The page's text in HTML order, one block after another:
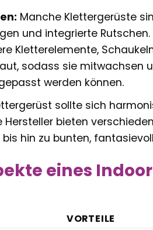
Manche Klettergerüste
und integrierte
Kletterelemente,
sodass sie mitwachsen
werden können.
sollte sich
Hersteller bieten
hin zu bunten,
eines
VORTEILE